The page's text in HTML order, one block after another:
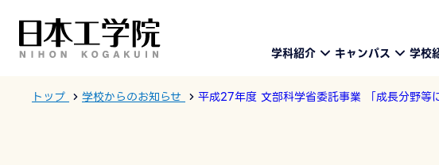
学科紹介 キャンパス 学校
トップ 学校からのお知らせ 平成27年度 文部科学省委託事業 「成長分野等